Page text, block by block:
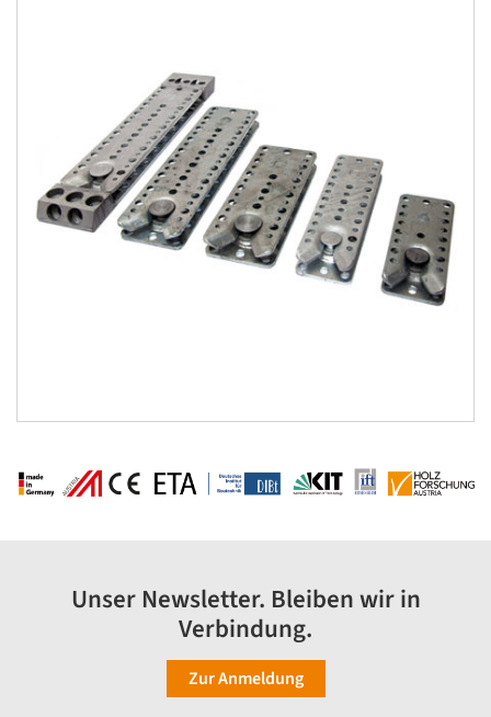
Unser Newsletter. Bleiben wir in
Verbindung.
Zur Anmeldung